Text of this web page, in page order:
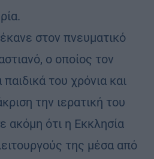
στον πνευματικό
ο οποίος τον
του χρόνια και
την ιερατική του
ακόμη ότι η Εκκλησία
της μέσα από